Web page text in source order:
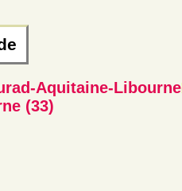
Aquitaine-Libourne
(33)